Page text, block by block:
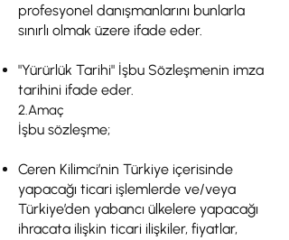
profesyonel danışmanlarını bunlarla
sınırlı olmak üzere ifade eder.
"Yürürlük Tarihi" İşbu Sözleşmenin imza
tarihini ifade eder.
2.Amaç
İşbu sözleşme;
Ceren Kilimci’nin Türkiye içerisinde
yapacağı ticari işlemlerde ve/veya
Türkiye’den yabancı ülkelere yapacağı
ihracata ilişkin ticari ilişkiler, fiyatlar,